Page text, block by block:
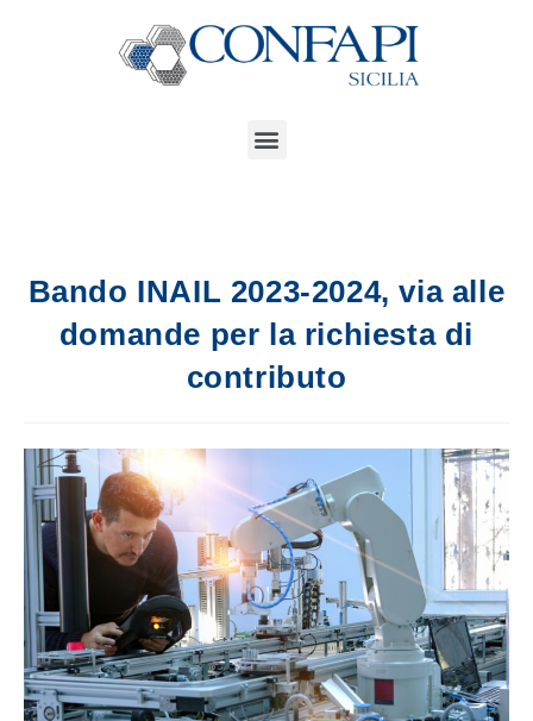
Bando INAIL 2023-2024, via alle
domande per la richiesta di
contributo